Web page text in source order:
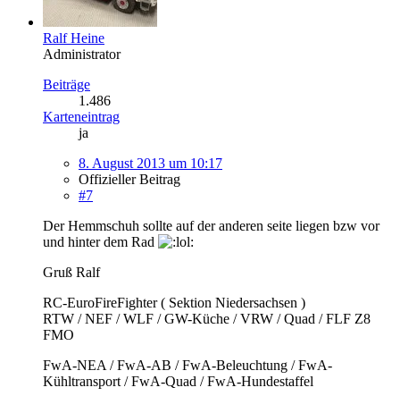
Ralf Heine
Administrator
Beiträge
1.486
Karteneintrag
ja
8. August 2013 um 10:17
Offizieller Beitrag
#7
Der Hemmschuh sollte auf der anderen seite liegen bzw vor
und hinter dem Rad
Gruß Ralf
RC-EuroFireFighter ( Sektion Niedersachsen )
RTW / NEF / WLF / GW-Küche / VRW / Quad / FLF Z8
FMO
FwA-NEA / FwA-AB / FwA-Beleuchtung / FwA-
Kühltransport / FwA-Quad / FwA-Hundestaffel